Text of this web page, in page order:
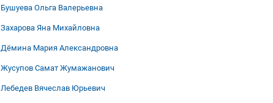
Бушуева Ольга Валерьевна
Захарова Яна Михайловна
Дёмина Мария Александровна
Жусупов Самат Жумажанович
Лебедев Вячеслав Юрьевич